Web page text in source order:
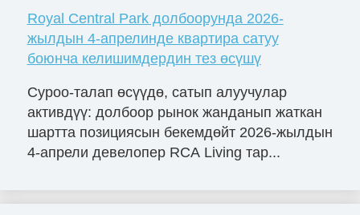
Royal Central Park долбоорунда 2026-
жылдын 4-апрелинде квартира сатуу
боюнча келишимдердин тез өсүшү
Суроо-талап өсүүдө, сатып алуучулар
активдүү: долбоор рынок жанданып жаткан
шартта позициясын бекемдөйт 2026-жылдын
4-апрели девелопер RCA Living тар...